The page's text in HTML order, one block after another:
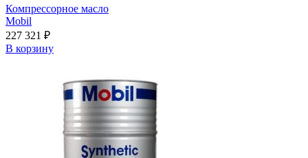
Компрессорное масло
Mobil
227 321 ₽
В корзину